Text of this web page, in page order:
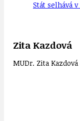
Stát selhává
Zita Kazdová
MUDr. Zita